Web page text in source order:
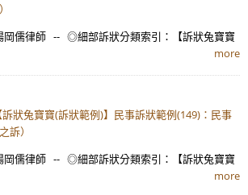
岡儒律師 -- ◎細部訴狀分類索引：【訴狀兔寶寶
more
狀兔寶寶(訴狀範例)】民事訴狀範例(149)：民事
訴）
岡儒律師 -- ◎細部訴狀分類索引：【訴狀兔寶寶
more